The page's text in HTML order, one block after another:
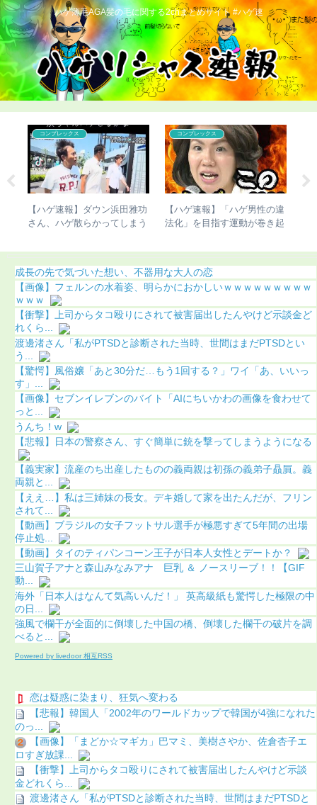
ハゲ薄毛AGA髪の毛に関する2chまとめサイト #ハゲ速
ハゲ男性の違
運動が巻き起
コンプレックス
【画像】三笘薫の髪、ヤバす
ぎる
こどおじ・ニート
【人権速報】骨延長の
ん、最悪の事態に（画
成長の先で気づいた想い、不器用な大人の恋
【画像】フェルンの水着姿、明らかにおかしいｗｗｗｗｗｗｗｗｗ
ｗｗｗ
【衝撃】上司からタコ殴りにされて被害届出したんやけど示談金ど
れくら...
渡邊渚さん「私がPTSDと診断された当時、世間はまだPTSDとい
う...
【驚愕】風俗嬢「あと30分だ…もう1回する？」ワイ「あ、いいっ
す」...
【画像】セブンイレブンのバイト「AIにちいかわの画像を食わせて
っと...
うんち！w
【悲報】日本の警察さん、すぐ簡単に銃を撃ってしまうようになる
【義実家】流産のち出産したものの義両親は初孫の義弟子贔屓。義
両親と...
【ええ…】私は三姉妹の長女。デキ婚して家を出たんだが、フリン
されて...
【動画】ブラジルの女子フットサル選手が極悪すぎて5年間の出場
停止処...
【動画】タイのティパンコーン王子が日本人女性とデートか？
三山賀子アナと森山みなみアナ 巨乳 ＆ ノースリーブ！！【GIF
動...
海外「日本人はなんて気高いんだ！」 英高級紙も驚愕した極限の中
の日...
強風で欄干が全面的に倒壊した中国の橋、倒壊した欄干の破片を調
べると...
Powered by livedoor 相互RSS
恋は疑惑に染まり、狂気へ変わる
【悲報】韓国人「2002年のワールドカップで韓国が4強になれた
のっ...
【画像】「まどか☆マギカ」巴マミ、美樹さやか、佐倉杏子エ
ロすぎ放課...
【衝撃】上司からタコ殴りにされて被害届出したんやけど示談
金どれくら...
渡邊渚さん「私がPTSDと診断された当時、世間はまだPTSDと